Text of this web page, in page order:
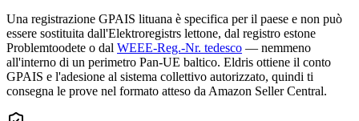
Una registrazione GPAIS lituana è specifica per il paese e non può
essere sostituita dall'Elektroregistrs lettone, dal registro estone
Problemtoodete o dal WEEE-Reg.-Nr. tedesco — nemmeno
all'interno di un perimetro Pan-UE baltico. Eldris ottiene il conto
GPAIS e l'adesione al sistema collettivo autorizzato, quindi ti
consegna le prove nel formato atteso da Amazon Seller Central.